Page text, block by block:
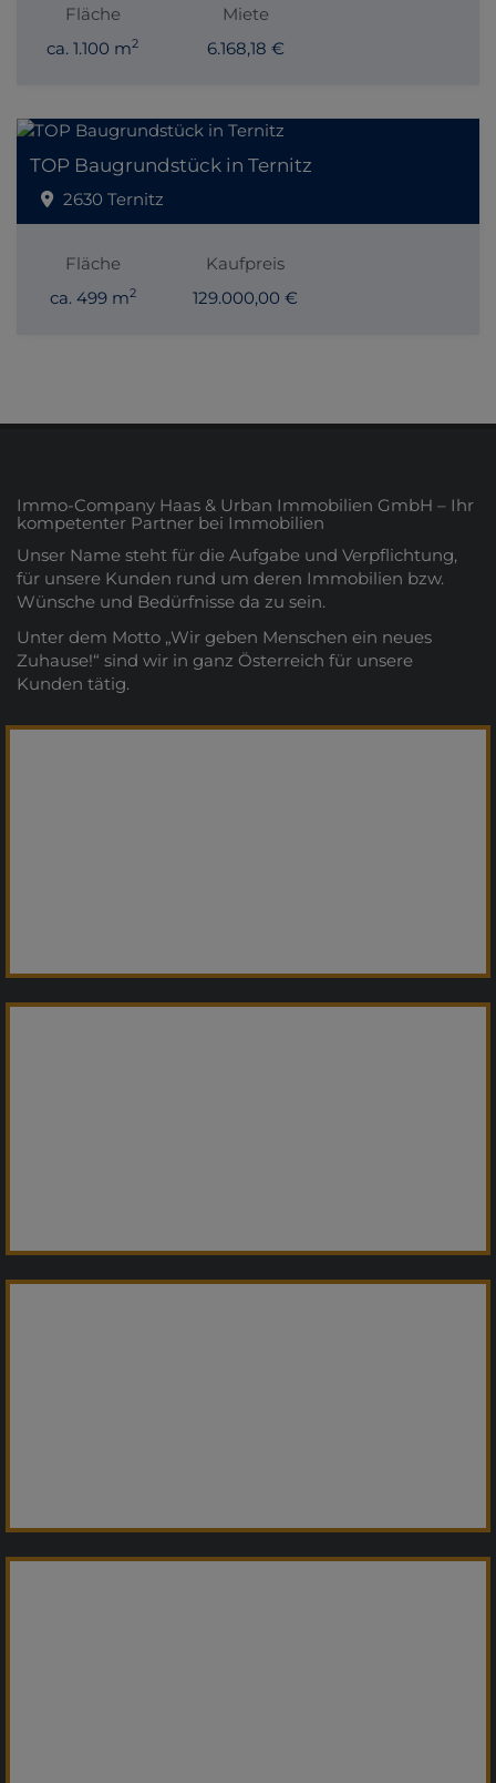
Fläche
ca. 1.100 m2
Miete
6.168,18 €
TOP Baugrundstück in Ternitz
2630 Ternitz
Fläche
ca. 499 m2
Kaufpreis
129.000,00 €
Immo-Company Haas & Urban Immobilien GmbH – Ihr
kompetenter Partner bei Immobilien
Unser Name steht für die Aufgabe und Verpflichtung,
für unsere Kunden rund um deren Immobilien bzw.
Wünsche und Bedürfnisse da zu sein.
Unter dem Motto „Wir geben Menschen ein neues
Zuhause!“ sind wir in ganz Österreich für unsere
Kunden tätig.